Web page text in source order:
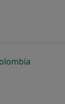
nové záložce
v nové
se otevře